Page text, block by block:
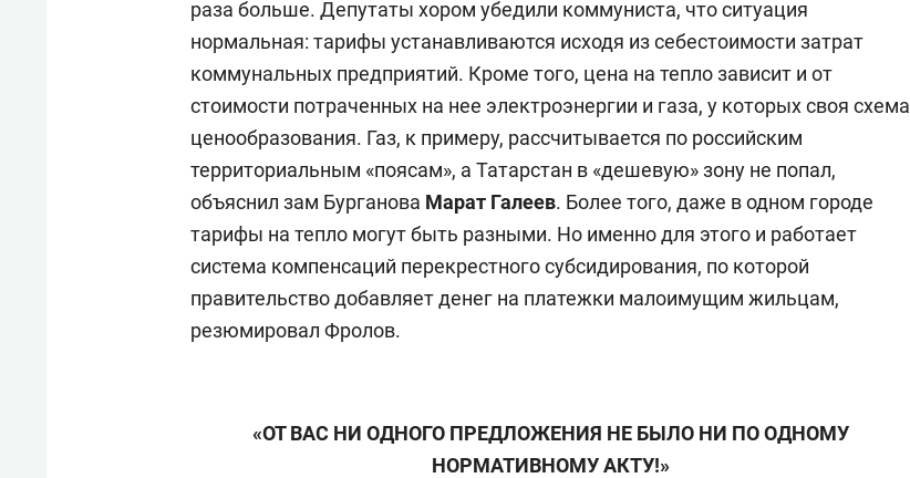
раза больше. Депутаты хором убедили коммуниста, что ситуация
нормальная: тарифы устанавливаются исходя из себестоимости затрат
коммунальных предприятий. Кроме того, цена на тепло зависит и от
стоимости потраченных на нее электроэнергии и газа, у которых своя схема
ценообразования. Газ, к примеру, рассчитывается по российским
территориальным «поясам», а Татарстан в «дешевую» зону не попал,
объяснил зам Бурганова Марат Галеев. Более того, даже в одном городе
тарифы на тепло могут быть разными. Но именно для этого и работает
система компенсаций перекрестного субсидирования, по которой
правительство добавляет денег на платежки малоимущим жильцам,
резюмировал Фролов.
«ОТ ВАС НИ ОДНОГО ПРЕДЛОЖЕНИЯ НЕ БЫЛО НИ ПО ОДНОМУ
НОРМАТИВНОМУ АКТУ!»